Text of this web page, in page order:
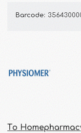
Barcode:
Τo